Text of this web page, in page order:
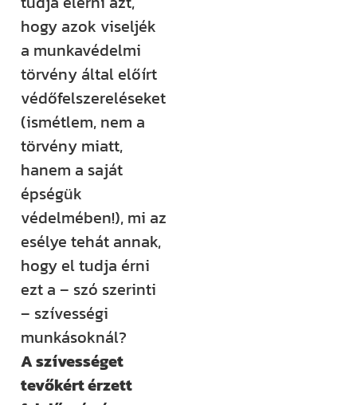
hogy azok viseljék
a munkavédelmi
törvény által előírt
védőfelszereléseket
(ismétlem, nem a
törvény miatt,
hanem a saját
épségük
védelmében!), mi az
esélye tehát annak,
hogy el tudja érni
ezt a – szó szerinti
– szívességi
munkásoknál?
A szívességet
tevőkért érzett